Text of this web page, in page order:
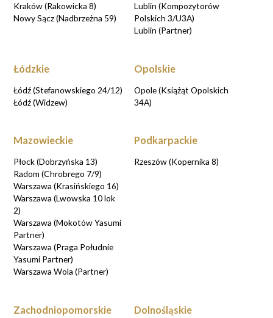
Kraków (Rakowicka 8)
Nowy Sącz (Nadbrzeżna 59)
Lublin (Kompozytorów
Polskich 3/U3A)
Lublin (Partner)
Łódzkie
Łódź (Stefanowskiego 24/12)
Łódź (Widzew)
Opolskie
Opole (Książąt Opolskich
34A)
Mazowieckie
Płock (Dobrzyńska 13)
Radom (Chrobrego 7/9)
Warszawa (Krasińskiego 16)
Warszawa (Lwowska 10 lok
2)
Warszawa (Mokotów Yasumi
Partner)
Warszawa (Praga Południe
Yasumi Partner)
Warszawa Wola (Partner)
Podkarpackie
Rzeszów (Kopernika 8)
Zachodniopomorskie Dolnośląskie